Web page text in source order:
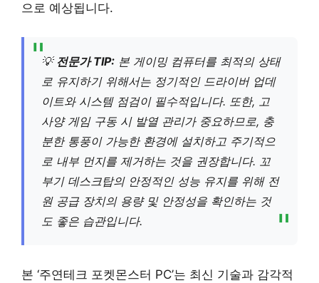
으로 예상됩니다.
💡 전문가 TIP: 본 게이밍 컴퓨터를 최적의 상태
로 유지하기 위해서는 정기적인 드라이버 업데
이트와 시스템 점검이 필수적입니다. 또한, 고
사양 게임 구동 시 발열 관리가 중요하므로, 충
분한 통풍이 가능한 환경에 설치하고 주기적으
로 내부 먼지를 제거하는 것을 권장합니다. 꼬
부기 데스크탑의 안정적인 성능 유지를 위해 전
원 공급 장치의 용량 및 안정성을 확인하는 것
도 좋은 습관입니다.
본 ‘주연테크 포켓몬스터 PC’는 최신 기술과 감각적